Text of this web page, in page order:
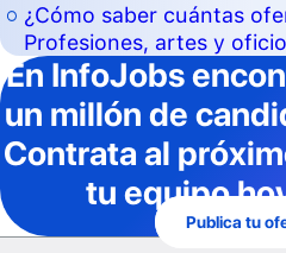
¿Cómo saber cuántas
Profesiones, artes y
En InfoJobs
un millón de
Contrata al
tu equipo
Publica tu